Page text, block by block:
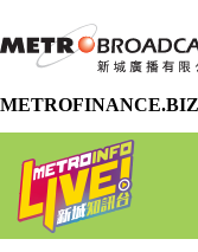
METROFINANCE.BIZ